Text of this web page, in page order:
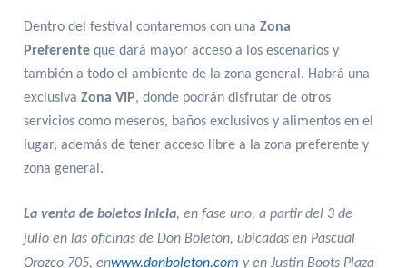
Dentro del festival contaremos con una Zona
Preferente que dará mayor acceso a los escenarios y
también a todo el ambiente de la zona general. Habrá una
exclusiva Zona VIP, donde podrán disfrutar de otros
servicios como meseros, baños exclusivos y alimentos en el
lugar, además de tener acceso libre a la zona preferente y
zona general.
La venta de boletos inicia, en fase uno, a partir del 3 de
julio en las oficinas de Don Boleton, ubicadas en Pascual
Orozco 705, enwww.donboleton.com y en Justin Boots Plaza